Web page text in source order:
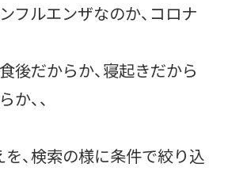
フルエンザなのか、コロナ
後だからか、寝起きだから
、、
、検索の様に条件で絞り込